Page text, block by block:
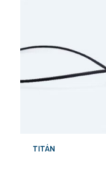
TITÁN